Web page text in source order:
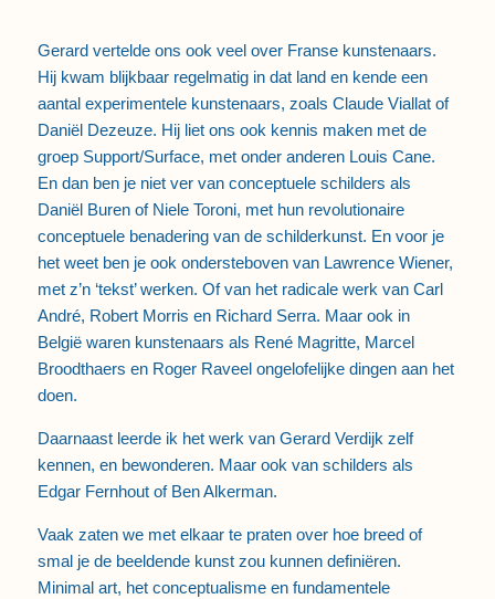
Gerard vertelde ons ook veel over Franse kunstenaars.
Hij kwam blijkbaar regelmatig in dat land en kende een
aantal experimentele kunstenaars, zoals Claude Viallat of
Daniël Dezeuze. Hij liet ons ook kennis maken met de
groep Support/Surface, met onder anderen Louis Cane.
En dan ben je niet ver van conceptuele schilders als
Daniël Buren of Niele Toroni, met hun revolutionaire
conceptuele benadering van de schilderkunst. En voor je
het weet ben je ook ondersteboven van Lawrence Wiener,
met z’n ‘tekst’ werken. Of van het radicale werk van Carl
André, Robert Morris en Richard Serra. Maar ook in
België waren kunstenaars als René Magritte, Marcel
Broodthaers en Roger Raveel ongelofelijke dingen aan het
doen.
Daarnaast leerde ik het werk van Gerard Verdijk zelf
kennen, en bewonderen. Maar ook van schilders als
Edgar Fernhout of Ben Alkerman.
Vaak zaten we met elkaar te praten over hoe breed of
smal je de beeldende kunst zou kunnen definiëren.
Minimal art, het conceptualisme en fundamentele